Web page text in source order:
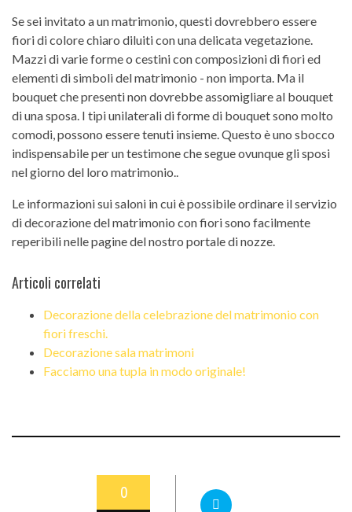
Se sei invitato a un matrimonio, questi dovrebbero essere
fiori di colore chiaro diluiti con una delicata vegetazione.
Mazzi di varie forme o cestini con composizioni di fiori ed
elementi di simboli del matrimonio - non importa. Ma il
bouquet che presenti non dovrebbe assomigliare al bouquet
di una sposa. I tipi unilaterali di forme di bouquet sono molto
comodi, possono essere tenuti insieme. Questo è uno sbocco
indispensabile per un testimone che segue ovunque gli sposi
nel giorno del loro matrimonio..
Le informazioni sui saloni in cui è possibile ordinare il servizio
di decorazione del matrimonio con fiori sono facilmente
reperibili nelle pagine del nostro portale di nozze.
Articoli correlati
Decorazione della celebrazione del matrimonio con
fiori freschi.
Decorazione sala matrimoni
Facciamo una tupla in modo originale!
0